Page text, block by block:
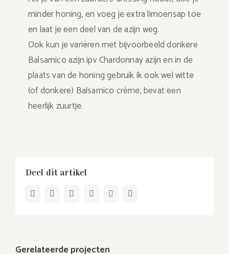
minder honing, en voeg je extra limoensap toe
en laat je een deel van de azijn weg.
Ook kun je variëren met bijvoorbeeld donkere
Balsamico azijn ipv Chardonnay azijn en in de
plaats van de honing gebruik ik ook wel witte
(of donkere) Balsamico crème, bevat een
heerlijk zuurtje.
Deel dit artikel
FacebookTwitter LinkedInWhatsApp
Pinterest
Gerelateerde projecten